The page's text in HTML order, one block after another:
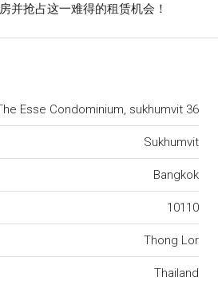
并抢占这一难得的租赁机会！
Esse Condominium, sukhumvit 36
Sukhumvit
Bangkok
10110
Thong Lor
Thailand